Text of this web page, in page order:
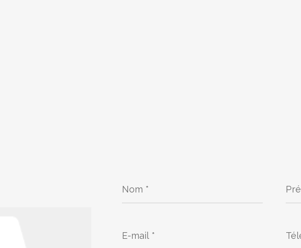
*
*
mail
*